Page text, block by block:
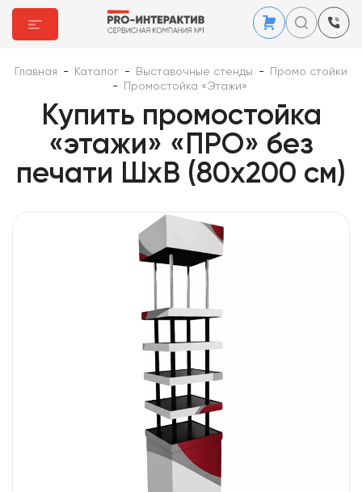
Главная - Каталог - Выставочные стенды -
Промо стойки
-
Промостойка «Этажи»
Купить промостойка
«этажи» «ПРО» без
печати ШхВ (80х200 см)